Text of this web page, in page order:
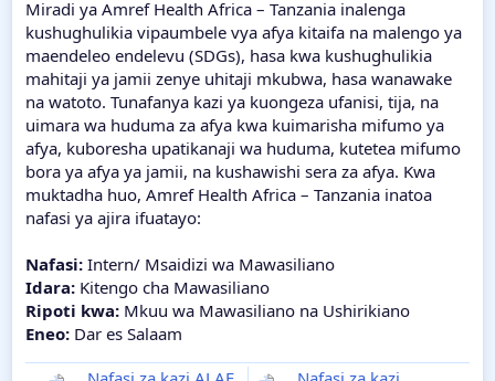
Miradi ya Amref Health Africa – Tanzania inalenga
kushughulikia vipaumbele vya afya kitaifa na malengo ya
maendeleo endelevu (SDGs), hasa kwa kushughulikia
mahitaji ya jamii zenye uhitaji mkubwa, hasa wanawake
na watoto. Tunafanya kazi ya kuongeza ufanisi, tija, na
uimara wa huduma za afya kwa kuimarisha mifumo ya
afya, kuboresha upatikanaji wa huduma, kutetea mifumo
bora ya afya ya jamii, na kushawishi sera za afya. Kwa
muktadha huo, Amref Health Africa – Tanzania inatoa
nafasi ya ajira ifuatayo:
Nafasi: Intern/ Msaidizi wa Mawasiliano
Idara: Kitengo cha Mawasiliano
Ripoti kwa: Mkuu wa Mawasiliano na Ushirikiano
Eneo: Dar es Salaam